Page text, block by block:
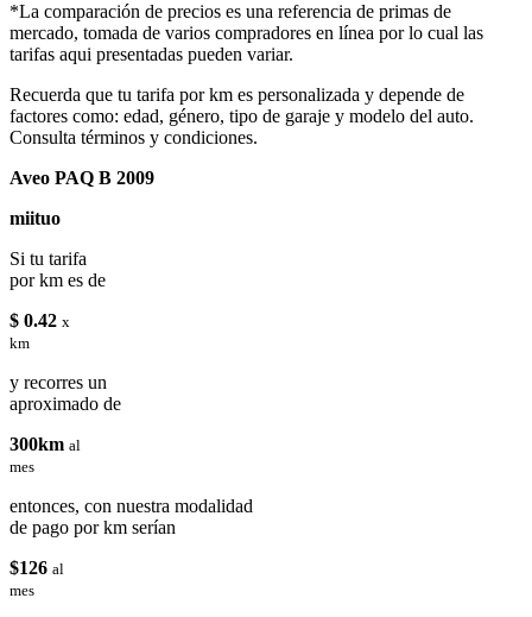
*La comparación de precios es una referencia de primas de
mercado, tomada de varios compradores en línea por lo cual las
tarifas aqui presentadas pueden variar.
Recuerda que tu tarifa por km es personalizada y depende de
factores como: edad, género, tipo de garaje y modelo del auto.
Consulta términos y condiciones.
Aveo PAQ B 2009
miituo
Si tu tarifa
por km es de
$ 0.42 x
km
y recorres un
aproximado de
300km al
mes
entonces, con nuestra modalidad
de pago por km serían
$126 al
mes